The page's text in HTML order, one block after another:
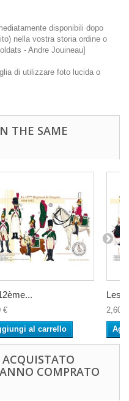
disponibili dopo
nella vostra storia ordine o
- Andre Jouineau]
di utilizzare foto lucida o
THE SAME
€
al carrello
Les...
2,60 €
COMPRATO